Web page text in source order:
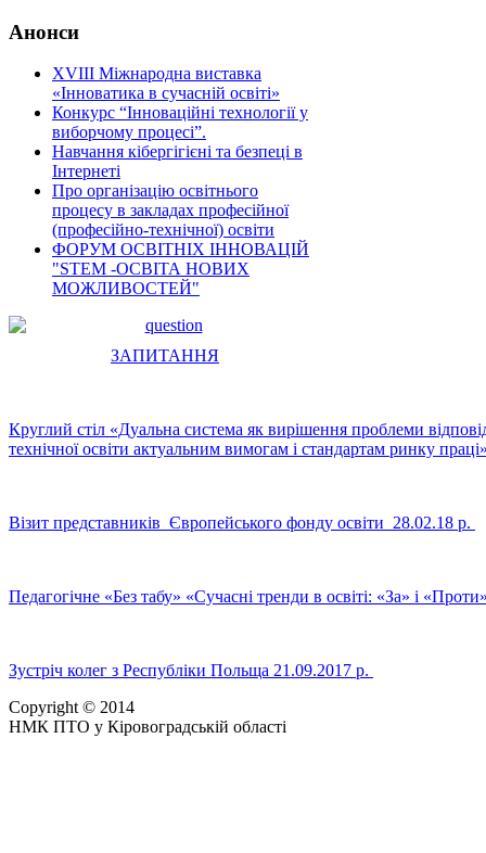
Анонси
XVIII Міжнародна виставка
«Інноватика в сучасній освіті»
Конкурс “Інноваційні технології у
виборчому процесі”.
Навчання кібергігієні та безпеці в
Інтернеті
Про організацію освітнього
процесу в закладах професійної
(професійно-технічної) освіти
ФОРУМ ОСВІТНІХ ІННОВАЦІЙ
"STEM -ОСВІТА НОВИХ
МОЖЛИВОСТЕЙ"
ЗАПИТАННЯ
Круглий стіл «Дуальна система як вирішення проблеми
технічної освіти актуальним вимогам і стандартам ринку
Візит представників Європейського фонду освіти 28.02.18 р.
Педагогічне «Без табу» «Сучасні тренди в освіті: «За» і
Зустріч колег з Республіки Польща 21.09.2017 р.
Copyright © 2014
НМК ПТО у Кіровоградській області